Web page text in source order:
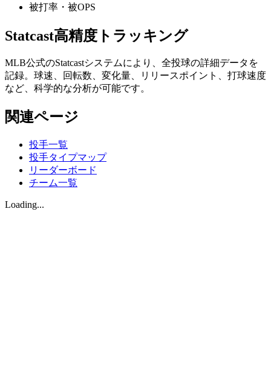
被打率・被OPS
Statcast高精度トラッキング
MLB公式のStatcastシステムにより、全投球の詳細データを
記録。球速、回転数、変化量、リリースポイント、打球速度
など、科学的な分析が可能です。
関連ページ
投手一覧
投手タイプマップ
リーダーボード
チーム一覧
Loading...